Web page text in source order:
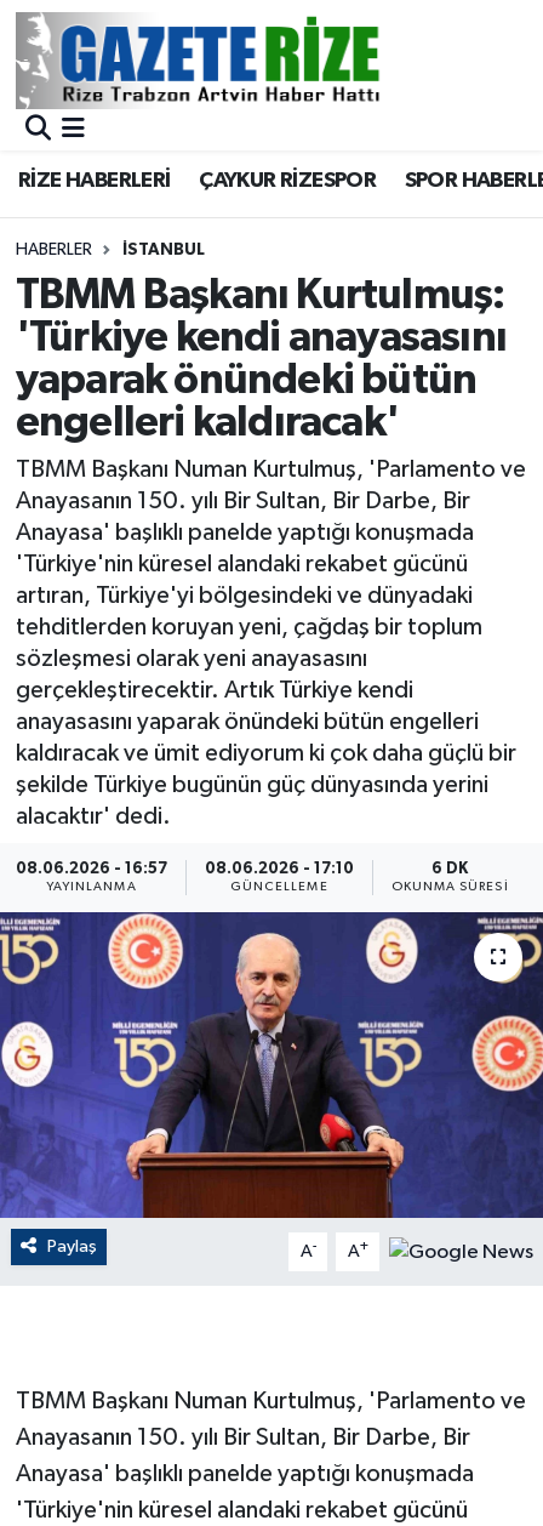
RİZE HABERLERİ ÇAYKUR RİZESPOR SPOR
HABERLER İSTANBUL
TBMM Başkanı Kurtulmuş:
'Türkiye kendi anayasasını
yaparak önündeki bütün
engelleri kaldıracak'
TBMM Başkanı Numan Kurtulmuş, 'Parlamento ve
Anayasanın 150. yılı Bir Sultan, Bir Darbe, Bir
Anayasa' başlıklı panelde yaptığı konuşmada
'Türkiye'nin küresel alandaki rekabet gücünü
artıran, Türkiye'yi bölgesindeki ve dünyadaki
tehditlerden koruyan yeni, çağdaş bir toplum
sözleşmesi olarak yeni anayasasını
gerçekleştirecektir. Artık Türkiye kendi
anayasasını yaparak önündeki bütün engelleri
kaldıracak ve ümit ediyorum ki çok daha güçlü bir
şekilde Türkiye bugünün güç dünyasında yerini
alacaktır' dedi.
08.06.2026 - 16:57
YAYINLANMA
08.06.2026 - 17:10
GÜNCELLEME
6 DK
OKUNMA SÜRESI
Paylaş A- A+
TBMM Başkanı Numan Kurtulmuş, 'Parlamento ve
Anayasanın 150. yılı Bir Sultan, Bir Darbe, Bir
Anayasa' başlıklı panelde yaptığı konuşmada
'Türkiye'nin küresel alandaki rekabet gücünü
BÖLGEMİZ
Asayiş
Rize Jandarma Komutanlığı
Bilim Teknoloji
Bölge
Advertising news
Canlı Maç
ÇEVRE
Dış Haberler
EĞİTİM
English News
Finans
Flaş Haber
Gayrimenkul
GENEL
GÜNDEM
Güvenlik
İNSAN
Jandarma
Merkez Nöbetçi Eczaneler
Merkez Trafik Yoğunluk Haritası
Süper Lig Puan Durumu ve Fikstür
Tüm Manşetler
Son Dakika Haberleri
Haber Arşivi